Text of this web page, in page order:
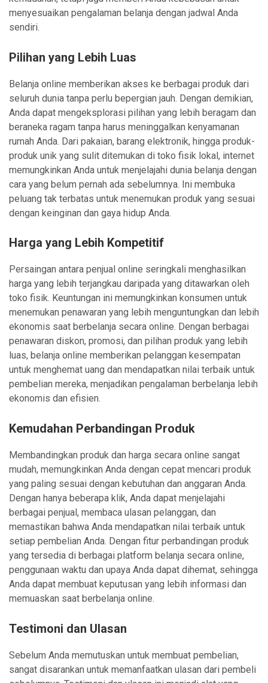
menyesuaikan pengalaman belanja dengan jadwal Anda
sendiri.
Pilihan yang Lebih Luas
Belanja online memberikan akses ke berbagai produk dari
seluruh dunia tanpa perlu bepergian jauh. Dengan demikian,
Anda dapat mengeksplorasi pilihan yang lebih beragam dan
beraneka ragam tanpa harus meninggalkan kenyamanan
rumah Anda. Dari pakaian, barang elektronik, hingga produk-
produk unik yang sulit ditemukan di toko fisik lokal, internet
memungkinkan Anda untuk menjelajahi dunia belanja dengan
cara yang belum pernah ada sebelumnya. Ini membuka
peluang tak terbatas untuk menemukan produk yang sesuai
dengan keinginan dan gaya hidup Anda.
Harga yang Lebih Kompetitif
Persaingan antara penjual online seringkali menghasilkan
harga yang lebih terjangkau daripada yang ditawarkan oleh
toko fisik. Keuntungan ini memungkinkan konsumen untuk
menemukan penawaran yang lebih menguntungkan dan lebih
ekonomis saat berbelanja secara online. Dengan berbagai
penawaran diskon, promosi, dan pilihan produk yang lebih
luas, belanja online memberikan pelanggan kesempatan
untuk menghemat uang dan mendapatkan nilai terbaik untuk
pembelian mereka, menjadikan pengalaman berbelanja lebih
ekonomis dan efisien.
Kemudahan Perbandingan Produk
Membandingkan produk dan harga secara online sangat
mudah, memungkinkan Anda dengan cepat mencari produk
yang paling sesuai dengan kebutuhan dan anggaran Anda.
Dengan hanya beberapa klik, Anda dapat menjelajahi
berbagai penjual, membaca ulasan pelanggan, dan
memastikan bahwa Anda mendapatkan nilai terbaik untuk
setiap pembelian Anda. Dengan fitur perbandingan produk
yang tersedia di berbagai platform belanja secara online,
penggunaan waktu dan upaya Anda dapat dihemat, sehingga
Anda dapat membuat keputusan yang lebih informasi dan
memuaskan saat berbelanja online.
Testimoni dan Ulasan
Sebelum Anda memutuskan untuk membuat pembelian,
sangat disarankan untuk memanfaatkan ulasan dari pembeli